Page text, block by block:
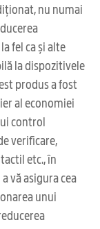
nu numai
fel ca și alte
la dispozitivele
produs a fost
al economiei
control
verificare,
etc., în
vă asigura cea
unui